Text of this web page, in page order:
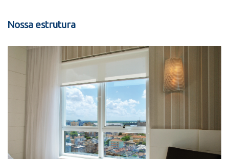
Nossa estrutura